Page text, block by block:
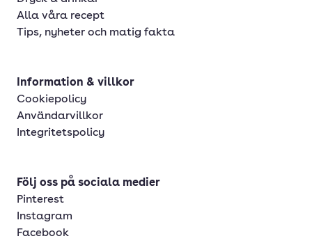
Alla våra recept
Tips, nyheter och matig fakta
Information & villkor
Cookiepolicy
Användarvillkor
Integritetspolicy
Följ oss på sociala medier
Pinterest
Instagram
Facebook